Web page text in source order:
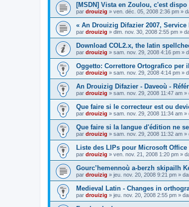
[MSDN] Vista en Zoulou, c'est dispo
par drouizig » ven. déc. 05, 2008 2:36 pm »
« An Drouizig Difazier 2007, Service
par drouizig » dim. nov. 30, 2008 2:55 pm »
Download COL2.x, the latin
par drouizig » sam. nov. 29, 2008 4:16 pm »
Oggetto: Correttore Ortografico per
par drouizig » sam. nov. 29, 2008 4:14 pm »
An Drouizig Difazier - Daveoù -
par drouizig » sam. nov. 29, 2008 11:47 am »
Que faire si le correcteur est ou
par drouizig » sam. nov. 29, 2008 11:34 am »
Que faire si la langue d'édition ne
par drouizig » sam. nov. 29, 2008 11:32 am »
Liste des LIPs pour Microsoft Office
par drouizig » ven. nov. 21, 2008 1:20 pm »
Gourc’hemennoù a-berzh skipailh
par drouizig » jeu. nov. 20, 2008 9:21 pm »
Medieval Latin - Changes in
par drouizig » jeu. nov. 20, 2008 2:55 pm »